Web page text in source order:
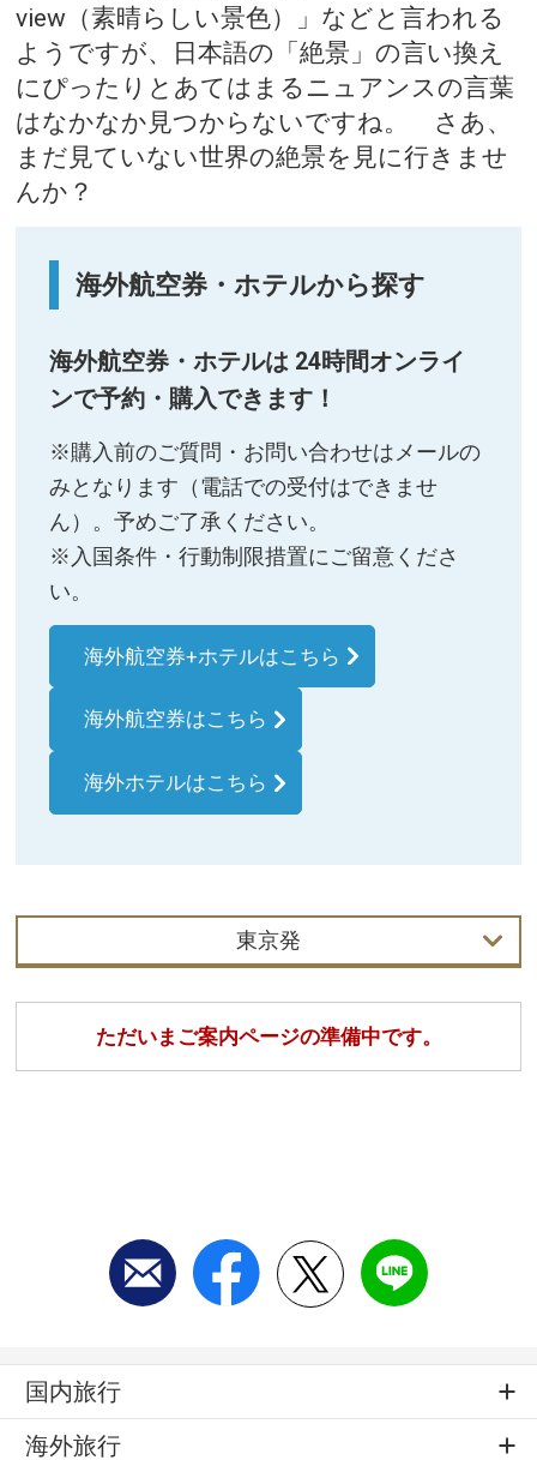
view（素晴らしい景色）」などと言われる
ようですが、日本語の「絶景」の言い換え
にぴったりとあてはまるニュアンスの言葉
はなかなか見つからないですね。 さあ、
まだ見ていない世界の絶景を見に行きませ
んか？
海外航空券・ホテルから探す
海外航空券・ホテルは 24時間オンライ
ンで予約・購入できます！
※購入前のご質問・お問い合わせはメールの
みとなります（電話での受付はできませ
ん）。予めご了承ください。
※入国条件・行動制限措置にご留意くださ
い。
海外航空券+ホテルはこちら
海外航空券はこちら
海外ホテルはこちら
東京発
名古屋発
ただいまご案内ページの準備中です。
国内旅行
海外旅行